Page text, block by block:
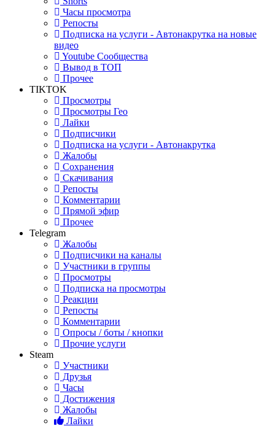
Часы просмотра
Репосты
Подписка на услуги - Автонакрутка на новые
видео
Youtube Сообщества
Вывод в ТОП
Прочее
TIKTOK
Просмотры
Просмотры Гео
Лайки
Подписчики
Подписка на услуги - Автонакрутка
Жалобы
Сохранения
Скачивания
Репосты
Комментарии
Прямой эфир
Прочее
Telegram
Жалобы
Подписчики на каналы
Участники в группы
Просмотры
Подписка на просмотры
Реакции
Репосты
Комментарии
Опросы / боты / кнопки
Прочие услуги
Steam
Участники
Друзья
Часы
Достижения
Жалобы
Лайки